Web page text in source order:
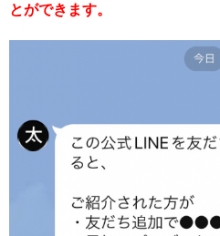
とができます。